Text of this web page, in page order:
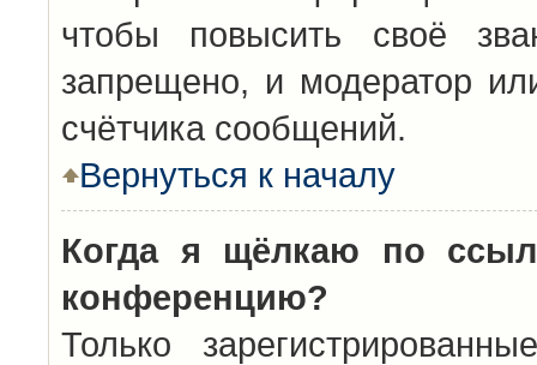
чтобы повысить своё
запрещено, и модератор
счётчика сообщений.
Вернуться к началу
Когда я щёлкаю по
конференцию?
Только